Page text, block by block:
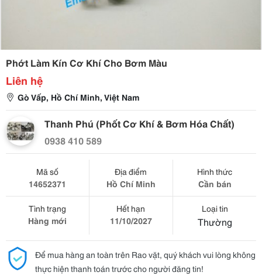
Phớt Làm Kín Cơ Khí Cho Bơm Màu
Liên hệ
Gò Vấp, Hồ Chí Minh, Việt Nam
Thanh Phú (Phốt Cơ Khí & Bơm Hóa Chất)
0938 410 589
Mã số
14652371
Địa điểm
Hồ Chí Minh
Hình thức
Cần bán
Tình trạng
Hàng mới
Hết hạn
11/10/2027
Loại tin
Thường
Để mua hàng an toàn trên Rao vặt, quý khách vui lòng không
thực hiện thanh toán trước cho người đăng tin!